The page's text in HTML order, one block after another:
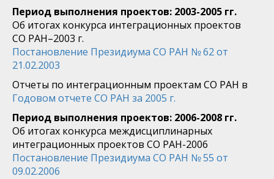
Период выполнения проектов: 2003-2005 гг.
Об итогах конкурса интеграционных проектов
СО РАН–2003 г.
Постановление Президиума СО РАН № 62 от
21.02.2003
Отчеты по интеграционным проектам СО РАН в
Годовом отчете СО РАН за 2005 г.
Период выполнения проектов: 2006-2008 гг.
Об итогах конкурса междисциплинарных
интеграционных проектов СО РАН-2006
Постановление Президиума СО РАН № 55 от
09.02.2006